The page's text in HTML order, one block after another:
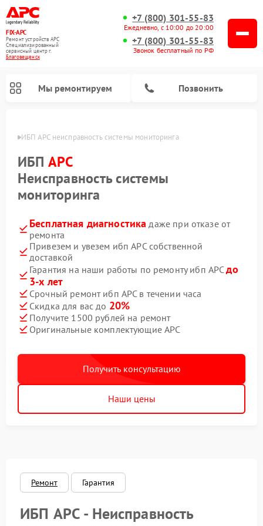
FIX-APC
Ремонт устройств APC
Специализированный
cервисный центр г.
Благовещенск
+7 (800) 301-55-83
Ежедневно, с 10:00 до 20:00
+7 (800) 301-55-83
Звонок бесплатный по РФ
Мы ремонтируем Позвонить
ИБП APC неисправность системы мониторинга
ИБП APC
Неисправность системы
мониторинга
Бесплатная диагностика даже при отказе от
ремонта
Привезем и увезем ибп APC собственной
доставкой
Гарантия на наши работы по ремонту ибп APCдо
3-х лет
Срочный ремонт ибп APC в течении часа
Скидка для вас до 20%
Получите 1500 рублей на ремонт
Оригинальные комплектующие APC
Получить консультацию
Наши цены
Ремонт Гарантия
ИБП APC - Неисправность